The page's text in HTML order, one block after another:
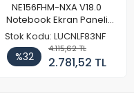
NE156FHM-NXA V18.0
Notebook Ekran Paneli
144Hz
Stok Kodu: LUCNLF83NF
%32
4.115,62 TL
2.781,52 TL